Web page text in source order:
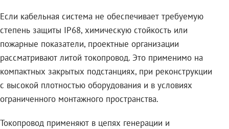
Если кабельная система не обеспечивает требуемую
степень защиты IP68, химическую стойкость или
пожарные показатели, проектные организации
рассматривают литой токопровод. Это применимо на
компактных закрытых подстанциях, при реконструкции
с высокой плотностью оборудования и в условиях
ограниченного монтажного пространства.
Токопровод применяют в цепях генерации и